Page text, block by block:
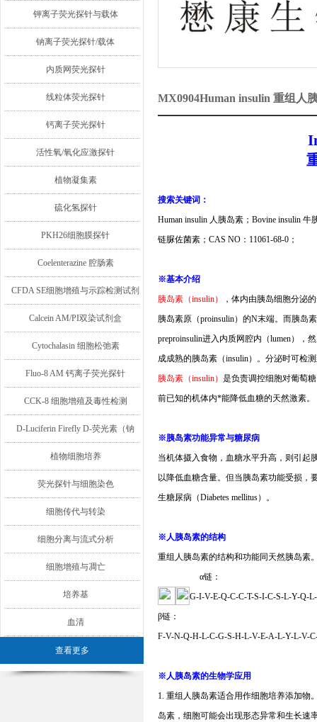
钾离子荧光探针与载体
钠离子荧光探针/载体
内质网荧光探针
线粒体荧光探针
钙离子荧光探针
活性氧/氧化应激探针
植物凝集素
硫化氢探针
PKH26细胞膜探针
Coelenterazine 腔肠素
CFDA SE细胞增殖与示踪检测试剂
盒
Calcein AM/PI双染试剂盒
Cytochalasin 细胞松弛素
Fluo-8 AM 钙离子荧光探针
CCK-8 细胞增殖及毒性检测
D-Luciferin Firefly D-荧光素（钠
盐/钾盐/游离酸）
植物细胞培养
荧光探针与细胞染色
细胞传代与转染
细胞分离与流式分析
细胞增殖与凋亡
培养基
血清
查看更多
MX0904Human insulin 重组人
搜索关键词：
Human insulin 人胰岛素； Bovine insulin 牛
链脲佐菌素； CAS NO ： 11061-68-0 ；
※基本介绍
胰岛素（insulin）
，体内由胰岛细胞分泌
胰岛素原（proinsulin）的N末端。而胰岛
preproinsulin进入内质网腔内（lumen），
成成熟的胰岛素（insulin）。分泌时可检
胰岛素（insulin） 是负责调控细胞对葡萄
前已知的机体内*能降低血糖的天然激素。
※胰岛素功能异常与糖尿病
当机体摄入食物，血糖水平升高，则引起
以降低血糖含量。但当胰岛素功能受损，
生糖尿病（Diabetes mellitus）。
※人胰岛素的结构
重组人胰岛素的结构和功能同天然胰岛素
α链：
G-I-V-E-Q-C-C-T-S-I-C-S-L-Y-Q-
β链：
F-V-N-Q-H-L-C-G-S-H-L-V-E-A-L-Y-L-V-
※人胰岛素的生物学应用
1. 重组人胰岛素适合用作细胞培养添加物
岛素，细胞可能会出现形态异常和生长速